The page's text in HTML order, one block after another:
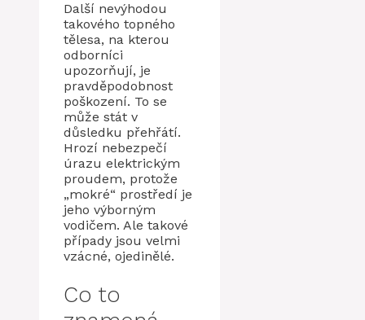
Další nevýhodou
takového topného
tělesa, na kterou
odborníci
upozorňují, je
pravděpodobnost
poškození. To se
může stát v
důsledku přehřátí.
Hrozí nebezpečí
úrazu elektrickým
proudem, protože
„mokré“ prostředí je
jeho výborným
vodičem. Ale takové
případy jsou velmi
vzácné, ojedinělé.
Co to